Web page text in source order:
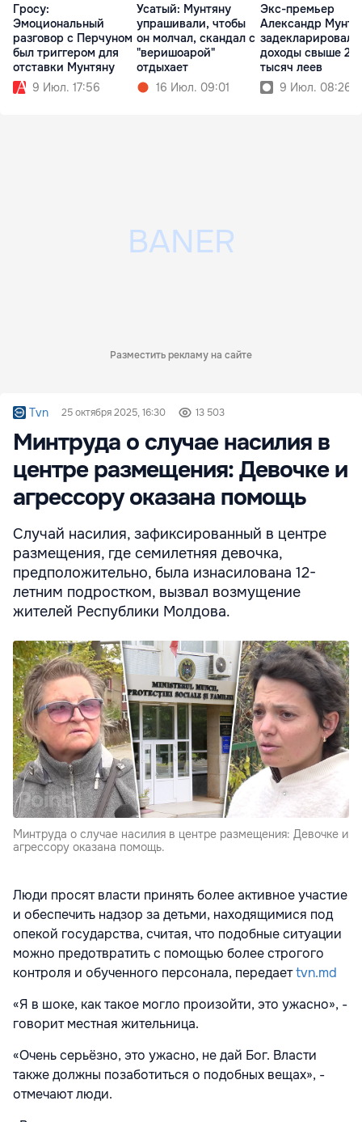
Гросу:
Эмоциональный
разговор с Перчуном
был триггером для
отставки Мунтяну
9 Июл. 17:56
Усатый: Мунтяну
упрашивали, чтобы
он молчал, скандал с
"веришоарой"
отдыхает
16 Июл. 09:01
Экс-премьер
Александр
задекларировал
доходы свыше 216
тысяч леев
9 Июл. 08:26
Разместить рекламу на сайте
Tvn 25 октября 2025, 16:30 13 503
Минтруда о случае насилия в
центре размещения: Девочке и
агрессору оказана помощь
Случай насилия, зафиксированный в центре
размещения, где семилетняя девочка,
предположительно, была изнасилована 12-
летним подростком, вызвал возмущение
жителей Республики Молдова.
Минтруда о случае насилия в центре размещения: Девочке и
агрессору оказана помощь.
Люди просят власти принять более активное участие
и обеспечить надзор за детьми, находящимися под
опекой государства, считая, что подобные ситуации
можно предотвратить с помощью более строгого
контроля и обученного персонала, передаетtvn.md
«Я в шоке, как такое могло произойти, это ужасно», -
говорит местная жительница.
«Очень серьёзно, это ужасно, не дай Бог. Власти
также должны позаботиться о подобных вещах», -
отмечают люди.